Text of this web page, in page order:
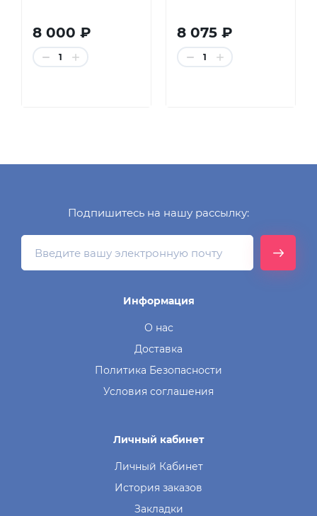
8 000 ₽
1
8 075 ₽
1
Подпишитесь на нашу рассылку:
Информация
О нас
Доставка
Политика Безопасности
Условия соглашения
Личный кабинет
Личный Кабинет
История заказов
Закладки